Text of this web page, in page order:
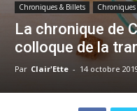
Chroniques & Billets Chroniques
La chronique de
colloque de la
Par Clair'Ette - 14 octobre